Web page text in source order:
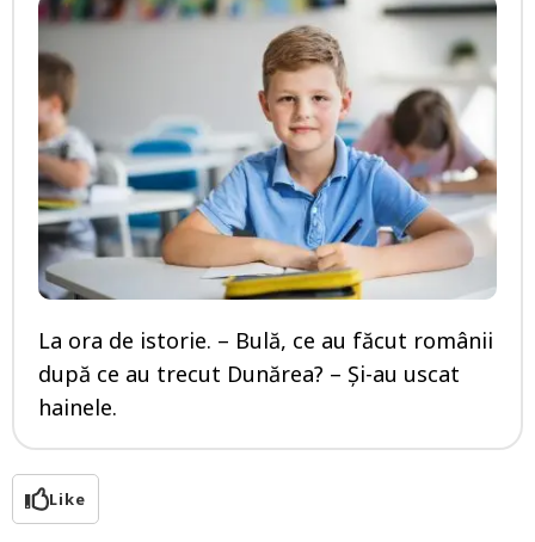
La ora de istorie. – Bulă, ce au făcut românii
după ce au trecut Dunărea? – Şi-au uscat
hainele.
Like